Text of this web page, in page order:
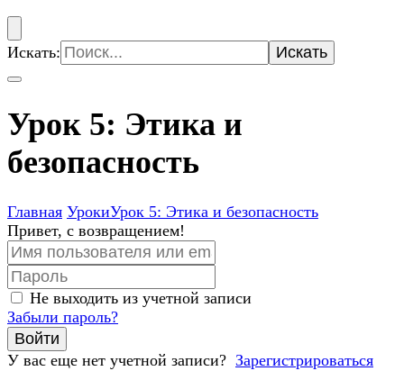
Искать:
Урок 5: Этика и
безопасность
Главная УрокиУрок 5: Этика и безопасность
Привет, с возвращением!
Не выходить из учетной записи
Забыли пароль?
Войти
У вас еще нет учетной записи? Зарегистрироваться